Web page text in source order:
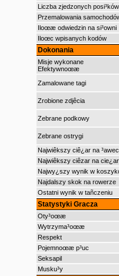
Liczba zjedzonych posi³ków
Przemalowania
Iloœæ odwiedzin na si³owni
Iloœc wpisanych kodów
Dokonania
Misje wykonane
Efektywnoœæ
Zamalowane tagi
Zrobione zdjêcia
Zebrane podkowy
Zebrane ostrygi
Najwiêkszy ciê¿ar na
Najwiêkszy ciêzar na
Najwy¿szy wynik w
Najdalszy skok na rowerze
Ostatni wynik w tañczeniu
Statystyki Gracza
Oty³oœæ
Wytrzyma³oœæ
Respekt
Pojemnoœæ p³uc
Seksapil
Musku³y